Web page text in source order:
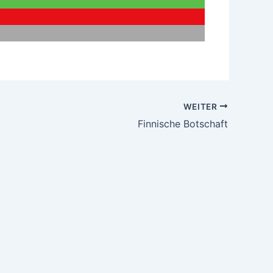
WEITER
Finnische Botschaft